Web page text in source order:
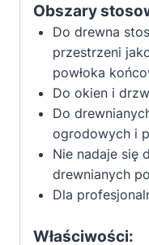
Obszary
Do drewna
przestrzeni
powłoka
Do okien i
Do
ogrodowych i
Nie nadaje się
drewnianych
Dla
Właściwości: